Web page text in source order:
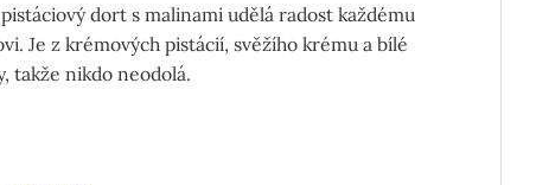
dort s malinami udělá radost každému
Je z krémových pistácií, svěžího krému a bílé
takže nikdo neodolá.